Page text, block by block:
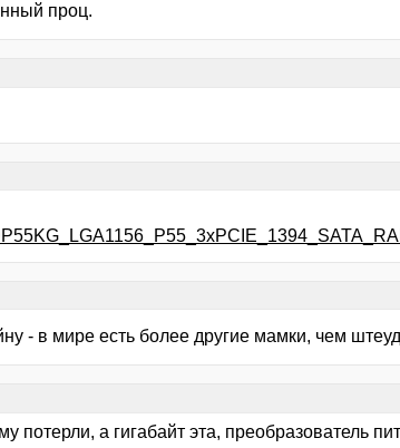
проц.
- в мире есть более другие мамки, чем штеуд
потерли, а гигабайт эта, преобразователь